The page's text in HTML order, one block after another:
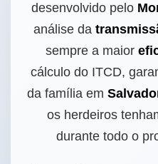
desenvolvido pelo
análise da
sempre a maior
cálculo do ITCD,
da família em
os herdeiros
durante todo o